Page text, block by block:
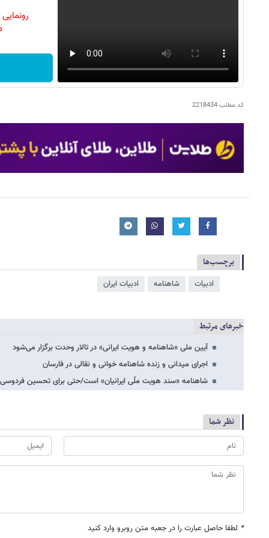
کد مطلب2218434
برچسب‌ها
ادبیات شاهنامه ادبیات ایران
خبرهای مرتبط
آیین ملی «شاهنامه و هویت ایرانی» در تالار وحدت برگزار می‌شود
اجرای میدانی و زنده شاهنامه خوانی و نقالی در فارسان
شاهنامه «سند هویت ملّی ایرانیان» است/حتی برای تحسین
نظر شما
* لطفا حاصل عبارت را در جعبه متن روبرو وارد کنید